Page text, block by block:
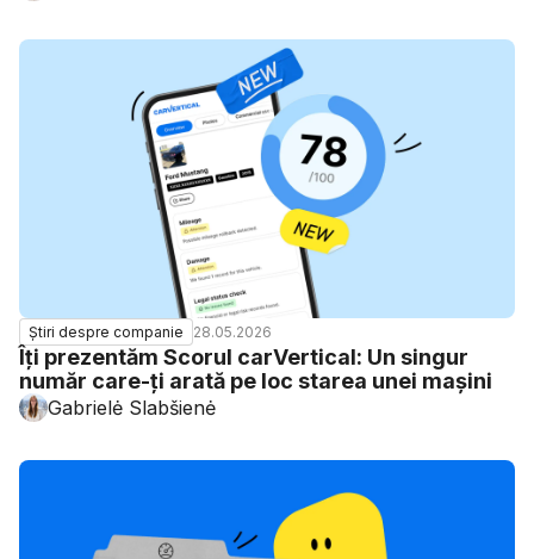
Știri despre companie 28.05.2026
Îți prezentăm Scorul carVertical: Un singur
număr care-ți arată pe loc starea unei mașini
Gabrielė Slabšienė